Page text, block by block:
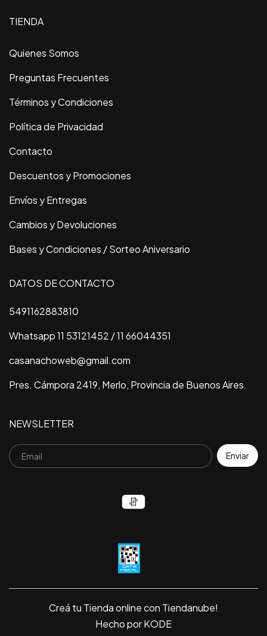
TIENDA
Quienes Somos
Preguntas Frecuentes
Términos y Condiciones
Política de Privacidad
Contacto
Descuentos y Promociones
Envíos y Entregas
Cambios y Devoluciones
Bases y Condiciones / Sorteo Aniversario
DATOS DE CONTACTO
5491162883810
Whatsapp 11 53121452 / 11 66044351
casanachoweb@gmail.com
Pres. Cámpora 2419, Merlo, Provincia de Buenos Aires.
NEWSLETTER
Creá tu Tienda online con Tiendanube!
Hecho por KODE